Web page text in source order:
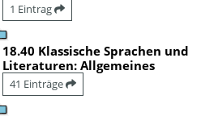
1 Eintrag
18.40 Klassische Sprachen und
Literaturen: Allgemeines
41 Einträge